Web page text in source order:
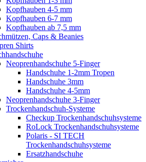
Kopfhauben 4-5 mm
Kopfhauben 6-7 mm
Kopfhauben ab 7,5 mm
Caps & Beanies
Shirts
Neoprenhandschuhe 5-Finger
Handschuhe 1-2mm Tropen
Handschuhe 3mm
Handschuhe 4-5mm
Neoprenhandschuhe 3-Finger
Trockenhandschuh-Systeme
Checkup Trockenhandschuhsysteme
RoLock Trockenhandschuhsysteme
Polaris - SI TECH
Trockenhandschuhsysteme
Ersatzhandschuhe